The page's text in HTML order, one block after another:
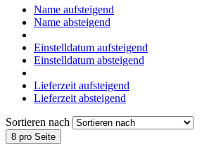
Name aufsteigend
Name absteigend
Einstelldatum aufsteigend
Einstelldatum absteigend
Lieferzeit aufsteigend
Lieferzeit absteigend
Sortieren nach
8 pro Seite